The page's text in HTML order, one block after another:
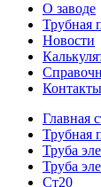
О заводе
Трубная
Новости
Контакты
Главная
Трубная
Труба
Труба
Ст20